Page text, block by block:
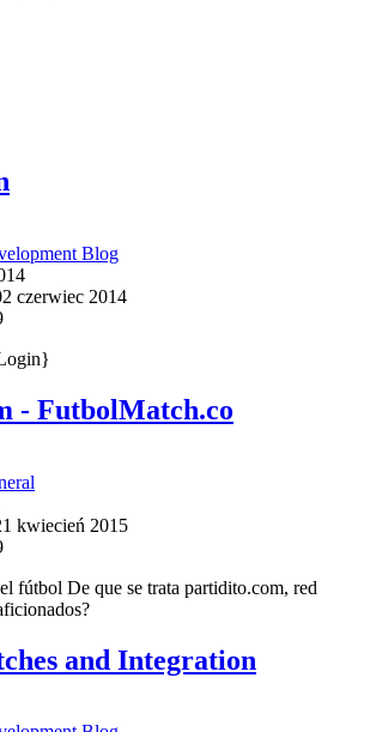
Blog
czerwiec 2014
- FutbolMatch.co
kwiecień 2015
fútbol De que se trata partidito.com, red
and Integration